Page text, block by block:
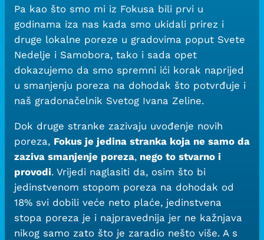
Pa kao što smo mi iz Fokusa bili prvi u
godinama iza nas kada smo ukidali prirez i
druge lokalne poreze u gradovima poput Svete
Nedelje i Samobora, tako i sada opet
dokazujemo da smo spremni ići korak naprijed
u smanjenju poreza na dohodak što potvrđuje i
naš gradonačelnik Svetog Ivana Zeline.
Dok druge stranke zazivaju uvođenje novih
poreza, Fokus je jedina stranka koja ne samo da
zaziva smanjenje poreza, nego to stvarno i
provodi. Vrijedi naglasiti da, osim što bi
jedinstvenom stopom poreza na dohodak od
18% svi dobili veće neto plaće, jedinstvena
stopa poreza je i najpravednija jer ne kažnjava
nikog samo zato što je zaradio nešto više. A s